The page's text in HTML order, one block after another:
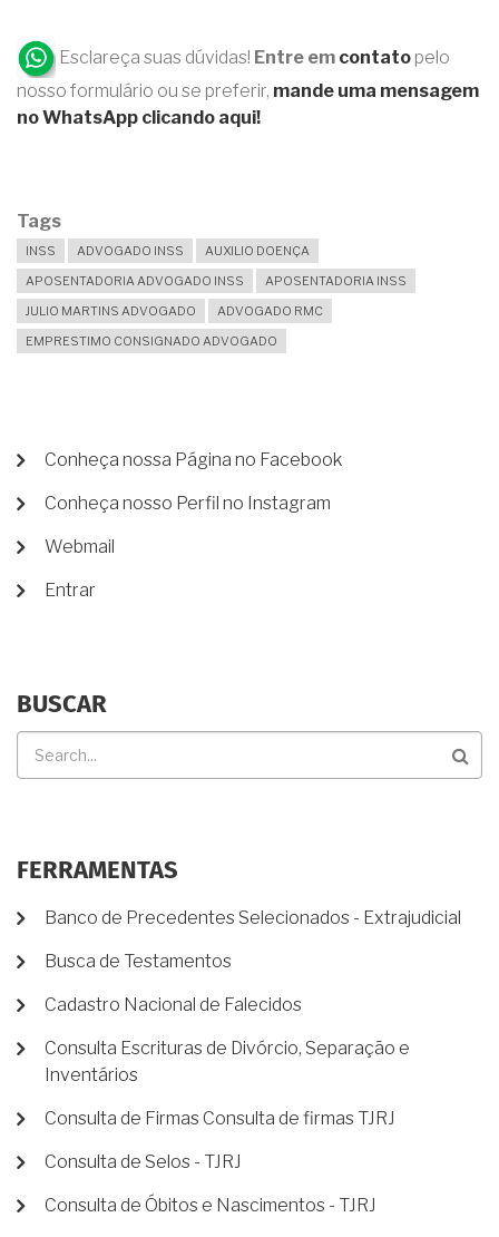
Esclareça suas dúvidas! Entre em contato pelo
nosso formulário ou se preferir, mande uma mensagem
no WhatsApp clicando aqui!
Tags
INSS ADVOGADO INSS
AUXILIO DOENÇA
APOSENTADORIA ADVOGADO INSS
APOSENTADORIA INSS
JULIO MARTINS ADVOGADO
ADVOGADO RMC
EMPRESTIMO CONSIGNADO ADVOGADO
MENU
CONTA
DE
Conheça nossa Página no Facebook
Conheça nosso Perfil no Instagram
Webmail
Entrar
BUSCAR
FERRAMENTAS
Banco de Precedentes Selecionados - Extrajudicial
Busca de Testamentos
Cadastro Nacional de Falecidos
Consulta Escrituras de Divórcio, Separação e
Inventários
Consulta de Firmas Consulta de firmas TJRJ
Consulta de Selos - TJRJ
Consulta de Óbitos e Nascimentos - TJRJ